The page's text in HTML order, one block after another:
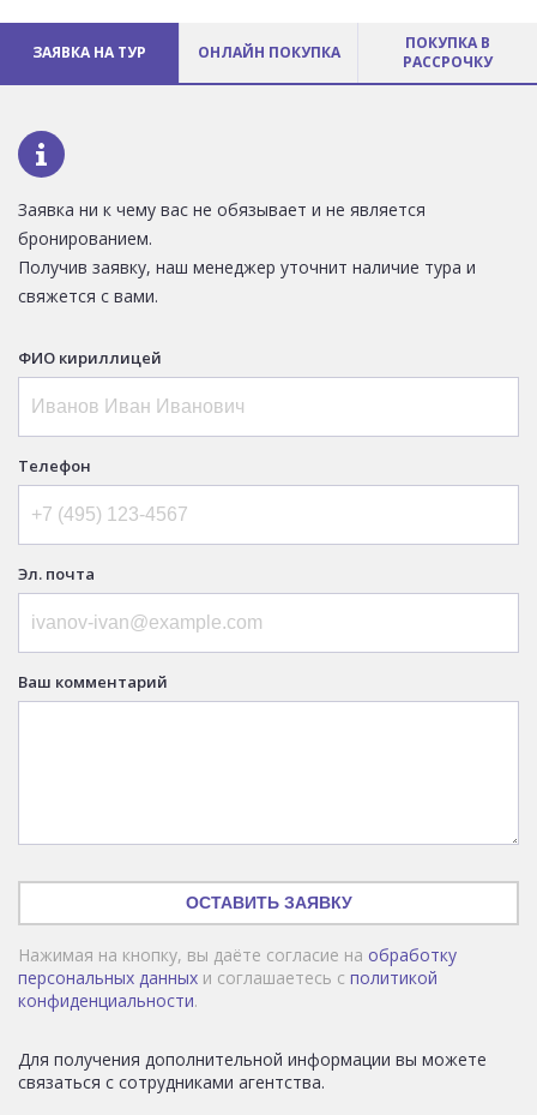
ЗАЯВКА НА ТУР ОНЛАЙН ПОКУПКА
ПОКУПКА В
РАССРОЧКУ
Заявка ни к чему вас не обязывает и не является
бронированием.
Получив заявку, наш менеджер уточнит наличие тура и
свяжется с вами.
ФИО кириллицей
Телефон
Эл. почта
Ваш комментарий
ОСТАВИТЬ ЗАЯВКУ
Нажимая на кнопку, вы даёте согласие на обработку
персональных данных и соглашаетесь с политикой
конфиденциальности.
Для получения дополнительной информации вы можете
связаться с сотрудниками агентства.